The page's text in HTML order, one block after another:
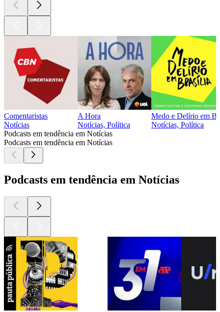
Comentaristas
Notícias
A Hora
Notícias, Política
Medo e Delírio em
Notícias, Política
Podcasts em tendência em Notícias
Podcasts em tendência em Notícias
Podcasts em tendência em Notícias